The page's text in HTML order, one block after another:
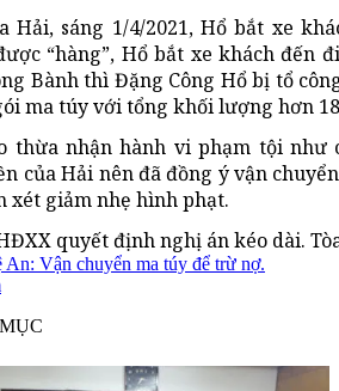
Hải, sáng 1/4/2021, Hổ bắt xe
“hàng”, Hổ bắt xe khách đến
Bành thì Đặng Công Hổ bị tổ
ma túy với tổng khối lượng hơn
thừa nhận hành vi phạm tội
của Hải nên đã đồng ý vận
xét giảm nhẹ hình phạt.
quyết định nghị án kéo dài.
An: Vận chuyển ma túy để trừ nợ.